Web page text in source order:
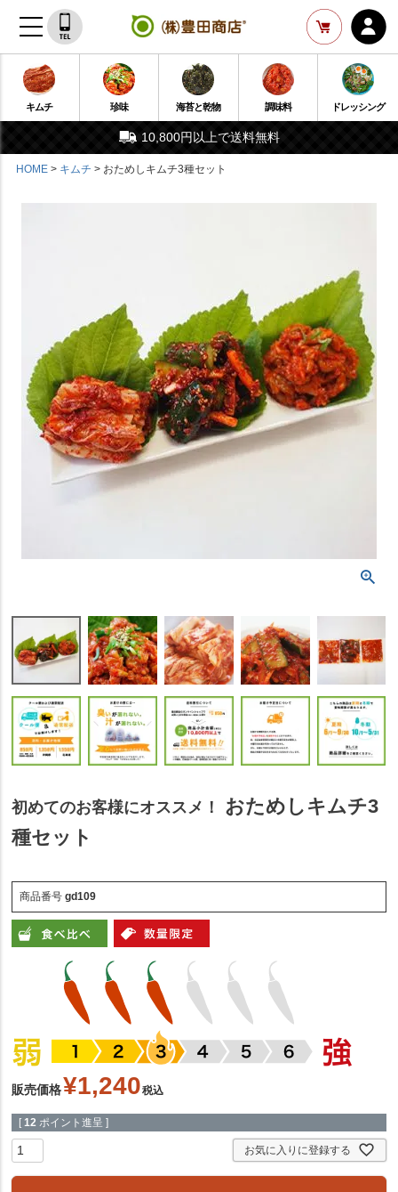
キムチ 珍味 海苔と乾物 調味料 ドレッシング
10,800円以上で送料無料
HOME キムチ おためしキムチ3種セット
初めてのお客様にオススメ！
おためしキムチ3
種セット
商品番号 gd109
販売価格¥1,240税込
[ 12 ポイント進呈 ]
お気に入りに登録する